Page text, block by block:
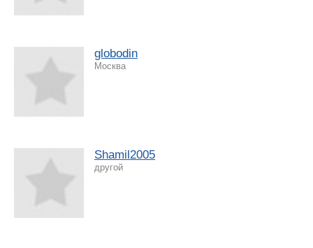
globodin
Москва
Shamil2005
другой